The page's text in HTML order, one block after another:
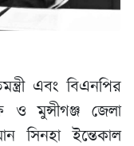
এবং বিএনপির
ও মুন্সীগঞ্জ জেলা
সিনহা ইন্তেকাল